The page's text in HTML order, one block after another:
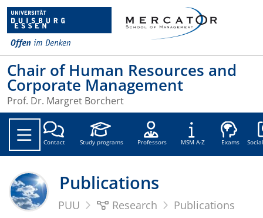
Chair of Human Resources and
Corporate Management
Prof. Dr. Margret Borchert
Contact Study programs Professors MSM A-Z Exams
Publications
PUU Research Publications